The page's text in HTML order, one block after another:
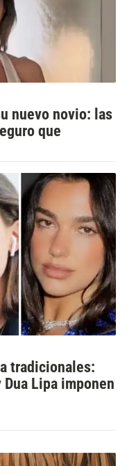
nuevo novio: las
que
tradicionales:
Lipa imponen